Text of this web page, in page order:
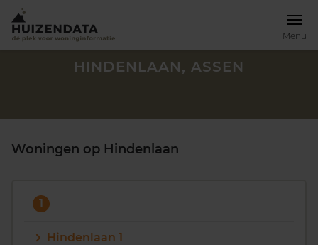
Menu
HINDENLAAN, ASSEN
Woningen op Hindenlaan
1
Hindenlaan 1